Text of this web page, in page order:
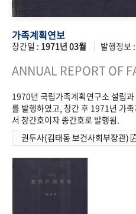
가족계획연보
창간일 : 1971년 03월 발행정보 :
ANNUAL REPORT OF
1970년 국립가족계획연구소 설립
를 발행하였고, 창간 후 1971년 가
서 창간호이자 종간호로 발행됨.
권두사(김태동 보건사회부장관)